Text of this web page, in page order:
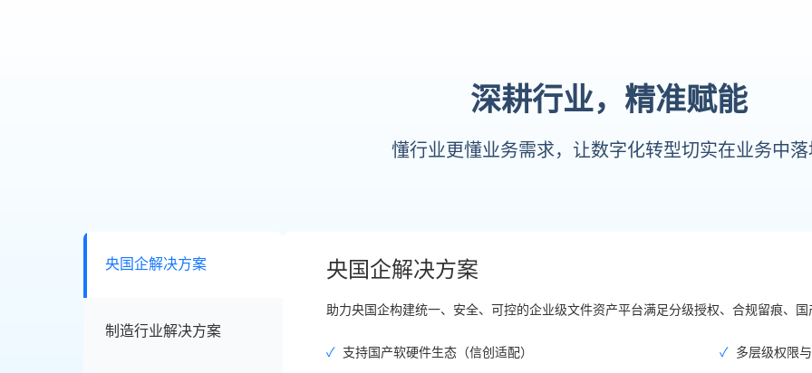
深耕行业，精准赋能
懂行业更懂业务需求，让数字化转型切实在业务中落
央国企解决方案
制造行业解决方案
央国企解决方案
助力央国企构建统一、安全、可控的企业级文件资产平台满足分级授权、合规留痕、
✓ 支持国产软硬件生态（信创适配） ✓ 多层级权限